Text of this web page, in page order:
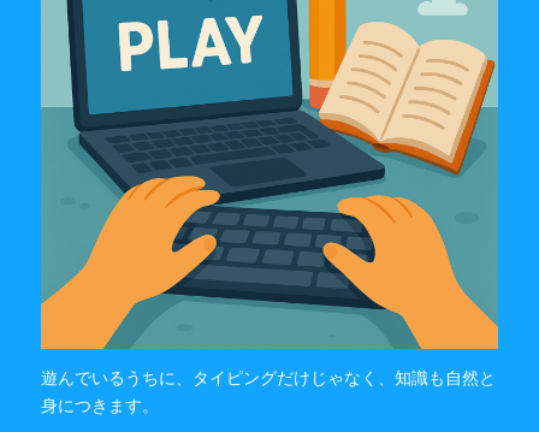
遊んでいるうちに、タイピングだけじゃなく、知識も自然と
身につきます。